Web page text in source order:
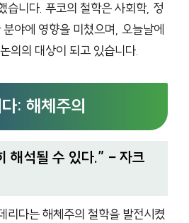
습니다. 푸코의 철학은 사회학, 정
야에 영향을 미쳤으며, 오늘날에
의의 대상이 되고 있습니다.
: 해체주의
해석될 수 있다.” – 자크
리다는 해체주의 철학을 발전시켰